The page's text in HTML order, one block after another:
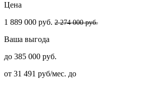
Цена
1 889 000 руб. 2 274 000 руб.
Ваша выгода
до 385 000 руб.
от 31 491 руб/мес. до